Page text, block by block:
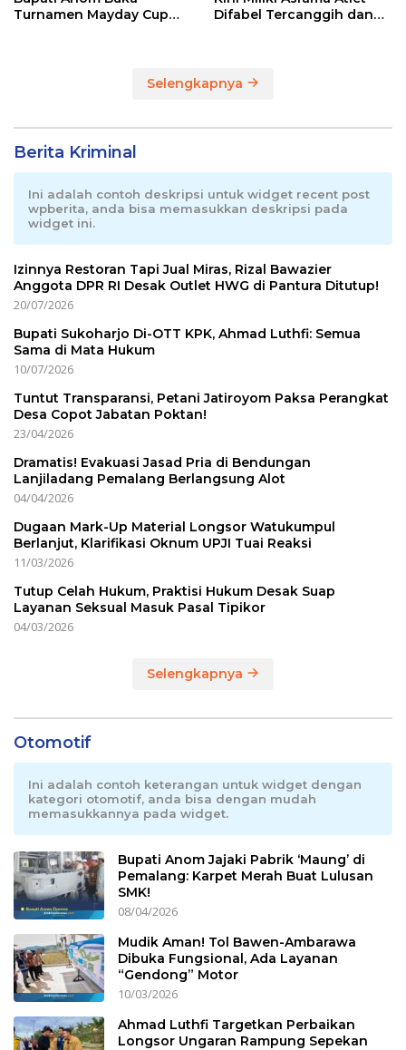
Turnamen Mayday Cup
Difabel Tercanggih dan
Selengkapnya
Berita Kriminal
Ini adalah contoh deskripsi untuk widget recent post
wpberita, anda bisa memasukkan deskripsi pada
widget ini.
Izinnya Restoran Tapi Jual Miras, Rizal Bawazier
Anggota DPR RI Desak Outlet HWG di Pantura Ditutup!
20/07/2026
Bupati Sukoharjo Di-OTT KPK, Ahmad Luthfi: Semua
Sama di Mata Hukum
10/07/2026
Tuntut Transparansi, Petani Jatiroyom Paksa Perangkat
Desa Copot Jabatan Poktan!
23/04/2026
Dramatis! Evakuasi Jasad Pria di Bendungan
Lanjiladang Pemalang Berlangsung Alot
04/04/2026
Dugaan Mark-Up Material Longsor Watukumpul
Berlanjut, Klarifikasi Oknum UPJI Tuai Reaksi
11/03/2026
Tutup Celah Hukum, Praktisi Hukum Desak Suap
Layanan Seksual Masuk Pasal Tipikor
04/03/2026
Selengkapnya
Otomotif
Ini adalah contoh keterangan untuk widget dengan
kategori otomotif, anda bisa dengan mudah
memasukkannya pada widget.
Bupati Anom Jajaki Pabrik ‘Maung’ di
Pemalang: Karpet Merah Buat Lulusan
SMK!
08/04/2026
Mudik Aman! Tol Bawen-Ambarawa
Dibuka Fungsional, Ada Layanan
“Gendong” Motor
10/03/2026
Ahmad Luthfi Targetkan Perbaikan
Longsor Ungaran Rampung Sepekan